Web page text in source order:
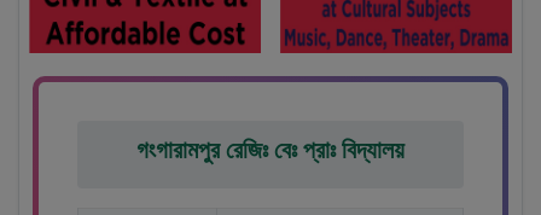
গংগারামপুর রেজিঃ বেঃ প্রাঃ বিদ্যালয়